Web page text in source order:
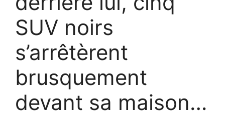
SUV noirs
s’arrêtèrent
brusquement
devant sa maison…